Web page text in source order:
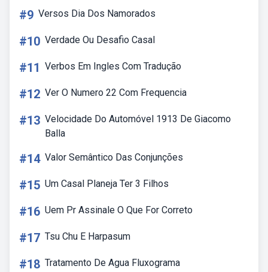
#9 Versos Dia Dos Namorados
#10 Verdade Ou Desafio Casal
#11 Verbos Em Ingles Com Tradução
#12 Ver O Numero 22 Com Frequencia
#13 Velocidade Do Automóvel 1913 De Giacomo
Balla
#14 Valor Semântico Das Conjunções
#15 Um Casal Planeja Ter 3 Filhos
#16 Uem Pr Assinale O Que For Correto
#17 Tsu Chu E Harpasum
#18 Tratamento De Agua Fluxograma